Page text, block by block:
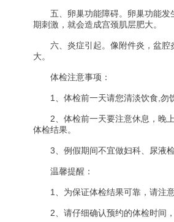
五、卵巢功能障碍。卵巢功能发
期刺激，就会造成宫颈肌层肥大。
六、炎症引起。像附件炎，盆腔
大。
体检注意事项：
1、体检前一天请您清淡饮食,勿饮
2、体检前一天要注意休息，晚上
体检结果。
3、例假期间不宜做妇科、尿液检
温馨提醒：
1、为保证体检结果可靠，请注意
2、请仔细确认预约的体检时间，